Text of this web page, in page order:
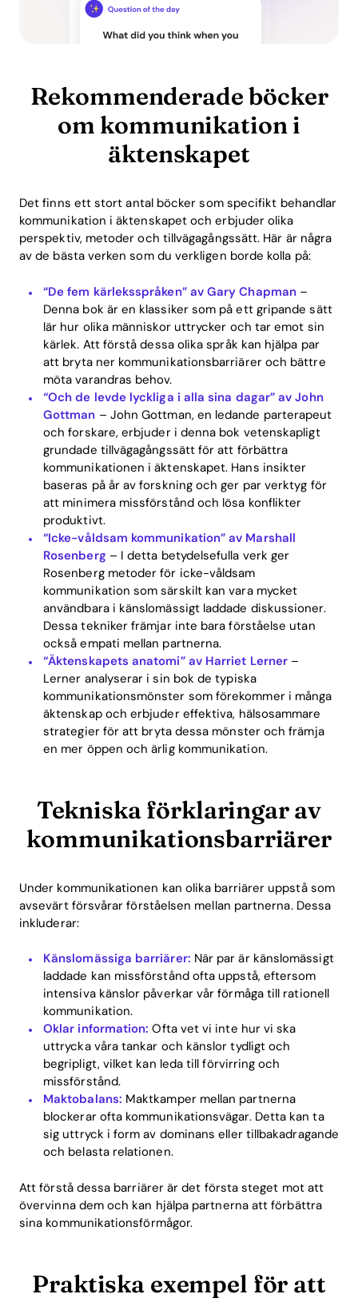
Rekommenderade böcker
om kommunikation i
äktenskapet
Det finns ett stort antal böcker som specifikt behandlar
kommunikation i äktenskapet och erbjuder olika
perspektiv, metoder och tillvägagångssätt. Här är några
av de bästa verken som du verkligen borde kolla på:
“De fem kärleksspråken” av Gary Chapman–
Denna bok är en klassiker som på ett gripande sätt
lär hur olika människor uttrycker och tar emot sin
kärlek. Att förstå dessa olika språk kan hjälpa par
att bryta ner kommunikationsbarriärer och bättre
möta varandras behov.
“Och de levde lyckliga i alla sina dagar” av John
Gottman – John Gottman, en ledande parterapeut
och forskare, erbjuder i denna bok vetenskapligt
grundade tillvägagångssätt för att förbättra
kommunikationen i äktenskapet. Hans insikter
baseras på år av forskning och ger par verktyg för
att minimera missförstånd och lösa konflikter
produktivt.
“Icke-våldsam kommunikation” av Marshall
Rosenberg– I detta betydelsefulla verk ger
Rosenberg metoder för icke-våldsam
kommunikation som särskilt kan vara mycket
användbara i känslomässigt laddade diskussioner.
Dessa tekniker främjar inte bara förståelse utan
också empati mellan partnerna.
“Äktenskapets anatomi” av Harriet Lerner –
Lerner analyserar i sin bok de typiska
kommunikationsmönster som förekommer i många
äktenskap och erbjuder effektiva, hälsosammare
strategier för att bryta dessa mönster och främja
en mer öppen och ärlig kommunikation.
Tekniska förklaringar av
kommunikationsbarriärer
Under kommunikationen kan olika barriärer uppstå som
avsevärt försvårar förståelsen mellan partnerna. Dessa
inkluderar:
Känslomässiga barriärer: När par är känslomässigt
laddade kan missförstånd ofta uppstå, eftersom
intensiva känslor påverkar vår förmåga till rationell
kommunikation.
Oklar information: Ofta vet vi inte hur vi ska
uttrycka våra tankar och känslor tydligt och
begripligt, vilket kan leda till förvirring och
missförstånd.
Maktobalans: Maktkamper mellan partnerna
blockerar ofta kommunikationsvägar. Detta kan ta
sig uttryck i form av dominans eller tillbakadragande
och belasta relationen.
Att förstå dessa barriärer är det första steget mot att
övervinna dem och kan hjälpa partnerna att förbättra
sina kommunikationsförmågor.
Praktiska exempel för att